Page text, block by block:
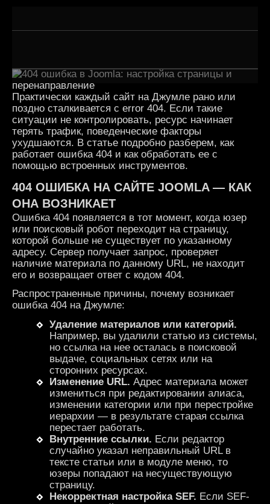
Практически каждый сайт на Джумле рано или
поздно сталкивается с error 404. Если такие
ситуации не контролировать, ресурс начинает
терять трафик, поведенческие факторы
ухудшаются. В статье подробно разберем, как
работает ошибка 404 и как обработать ее с
помощью встроенных инструментов.
404 ОШИБКА НА САЙТЕ JOOMLA — КАК
ОНА ВОЗНИКАЕТ
Ошибка 404 появляется в тот момент, когда юзер
или поисковый робот переходит на страницу,
которой больше не существует по указанному
адресу. Сервер получает запрос, проверяет
наличие материала по данному URL, не находит
его и возвращает ответ с кодом 404.
Распространенные причины, почему возникает
ошибка 404 на Джумле:
Удаление материалов или категорий.
Например, вы удалили статью из системы,
но ссылка на нее осталась в поисковой
выдаче, социальных сетях или на
сторонних ресурсах.
Изменение URL. Адрес материала может
измениться при редактировании алиаса,
изменении категории или при перестройке
иерархии — в результате старая ссылка
перестает работать.
Внутренниессылки. Если редактор
случайно указал неправильный URL в
тексте статьи или в модуле меню, то
юзеры попадают на несуществующую
страницу.
Некорректная настройка SEF. Если SEF-